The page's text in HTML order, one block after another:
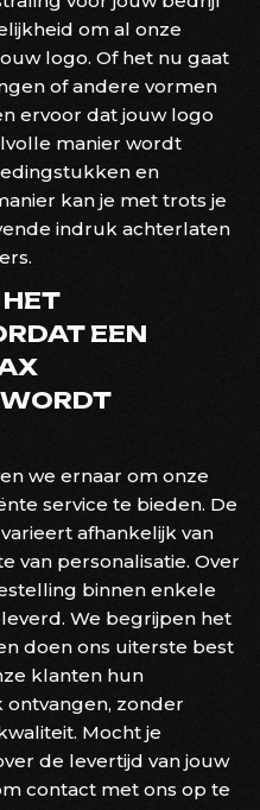
om al onze
logo. Of het nu gaat
of andere vormen
ervoor dat jouw logo
manier wordt
en
kan je met trots je
indruk achterlaten
EEN
we ernaar om onze
service te bieden. De
afhankelijk van
van personalisatie. Over
binnen enkele
We begrijpen het
doen ons uiterste best
klanten hun
zonder
Mocht je
de levertijd van jouw
contact met ons op te